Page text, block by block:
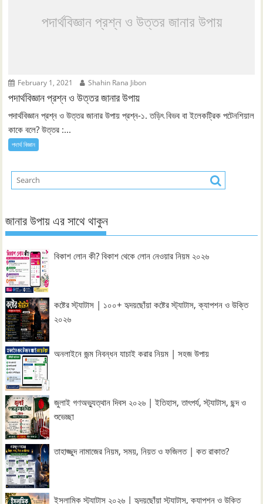
পদার্থবিজ্ঞান প্রশ্ন ও উত্তর জানার উপায়
February 1, 2021 Shahin Rana Jibon
পদার্থবিজ্ঞান প্রশ্ন ও উত্তর জানার উপায়
পদার্থবিজ্ঞান প্রশ্ন ও উত্তর জানার উপায় প্রশ্ন-১. তড়িৎ বিভব বা ইলেকট্রিক পটেনশিয়াল
কাকে বলে? উত্তর :...
পদার্থ বিজ্ঞান
জানার উপায় এর সাথে থাকুন
বিকাশ লোন কী? বিকাশ থেকে লোন নেওয়ার নিয়ম ২০২৬
কষ্টের স্ট্যাটাস | ১০০+ হৃদয়ছোঁয়া কষ্টের স্ট্যাটাস, ক্যাপশন ও উক্তি
২০২৬
অনলাইনে জন্ম নিবন্ধন যাচাই করার নিয়ম | সহজ উপায়
জুলাই গণঅভ্যুত্থান দিবস ২০২৬ | ইতিহাস, তাৎপর্য, স্ট্যাটাস, ছন্দ ও
শুভেচ্ছা
তাহাজ্জুদ নামাজের নিয়ম, সময়, নিয়ত ও ফজিলত | কত রাকাত?
ইসলামিক স্ট্যাটাস ২০২৬ | হৃদয়ছোঁয়া স্ট্যাটাস, ক্যাপশন ও উক্তি